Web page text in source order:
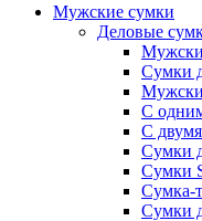
Мужские сумки
Деловые
Сумки
С
С
Сумки
Сумки
Сумка-
Сумки